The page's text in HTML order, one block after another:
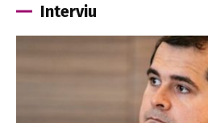
Interviu